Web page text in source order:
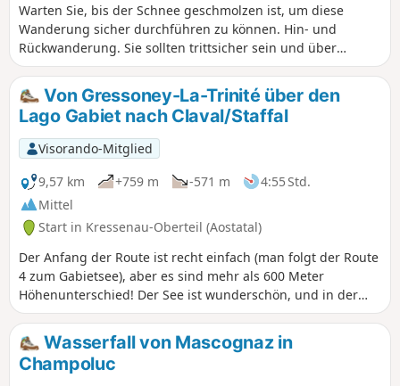
Warten Sie, bis der Schnee geschmolzen ist, um diese
Wanderung sicher durchführen zu können. Hin- und
Rückwanderung. Sie sollten trittsicher sein und über
Bergwandererfahrung verfügen. Von Lignod aus geht es
vorbei an der in Renovierung befindlichen Kirche mit ihrem
schönen Fresko. Gut markierte Wege im Dorf ermöglichen
es, das Dorf zu verlassen und in Richtung Borbey einen
Aufstieg zu unternehmen. An einem Parkplatz
angekommen, nehmen Sie den Weg, der weiter ansteigt
und an Höhe gewinnt. Sie befinden sich auf einem
Kreuzweg, der zur Jungfrau vom Mont Zerbion hinauf führt.
Der Col de Portela ist mit seinem Mast gut sichtbar und
erkennbar. Überqueren Sie den Pass, um den Mont Zerbion
und seine Jungfrau auf 2723 Metern Höhe zu erreichen, die
das Ayas-Tal überragt.
Von Gressoney-La-Trinité über den
Lago Gabiet nach Claval/Staffal
Visorando-Mitglied
9,57 km
+759 m -571 m
4:55 Std.
Mittel
Start in Kressenau-Oberteil (Aostatal)
Der Anfang der Route ist recht einfach (man folgt der Route
4 zum Gabietsee), aber es sind mehr als 600 Meter
Höhenunterschied! Der See ist wunderschön, und in der
Ferne sieht man den Schnee auf dem Gipfel des Monte
Rosa.Wasserfall von Mascognaz in
Champoluc